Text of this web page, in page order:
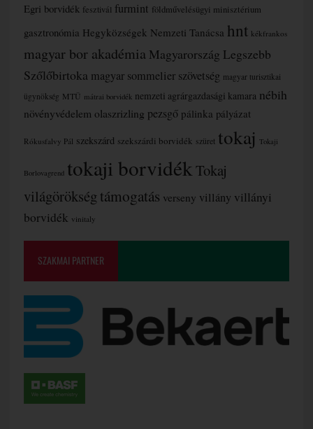
Egri borvidék fesztivál furmint földművelésügyi minisztérium
gasztronómia Hegyközségek Nemzeti Tanácsa hnt kékfrankos
magyar bor akadémia Magyarország Legszebb
Szőlőbirtoka magyar sommelier szövetség magyar turisztikai
ügynökség MTÜ mátrai borvidék nemzeti agrárgazdasági kamara nébih
növényvédelem olaszrizling pezsgő pálinka pályázat
Rókusfalvy Pál szekszárd szekszárdi borvidék szüret tokaj Tokaji
Borlovagrend tokaji borvidékTokaj
világörökségtámogatás verseny villány villányi
borvidék vinitaly
SZAKMAI PARTNER